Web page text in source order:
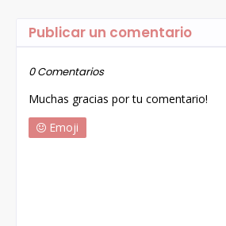
Publicar un comentario
0 Comentarios
Muchas gracias por tu comentario!
Emoji